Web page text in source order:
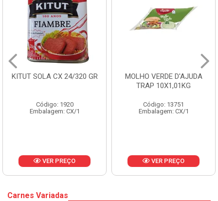
KITUT SOLA CX 24/320 GR
Código: 1920
Embalagem: CX/1
VER PREÇO
MOLHO VERDE D'AJUDA
TRAP 10X1,01KG
Código: 13751
Embalagem: CX/1
VER PREÇO
Carnes Variadas